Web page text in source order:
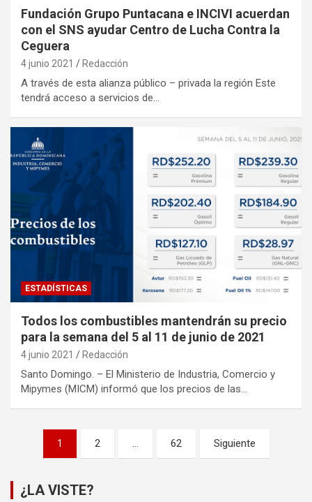
Fundación Grupo Puntacana e INCIVI acuerdan
con el SNS ayudar Centro de Lucha Contra la
Ceguera
4 junio 2021 Redacción
A través de esta alianza público – privada la región Este
tendrá acceso a servicios de…
ESTADÍSTICAS
Todos los combustibles mantendrán su precio
para la semana del 5 al 11 de junio de 2021
4 junio 2021 Redacción
Santo Domingo. – El Ministerio de Industria, Comercio y
Mipymes (MICM) informó que los precios de las…
Paginación
entradas
1 2 … 62 Siguiente
¿LA VISTE?